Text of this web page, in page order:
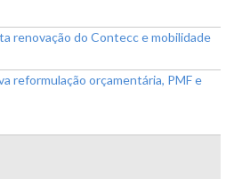
renovação do Contecc e mobilidade
reformulação orçamentária, PMF e